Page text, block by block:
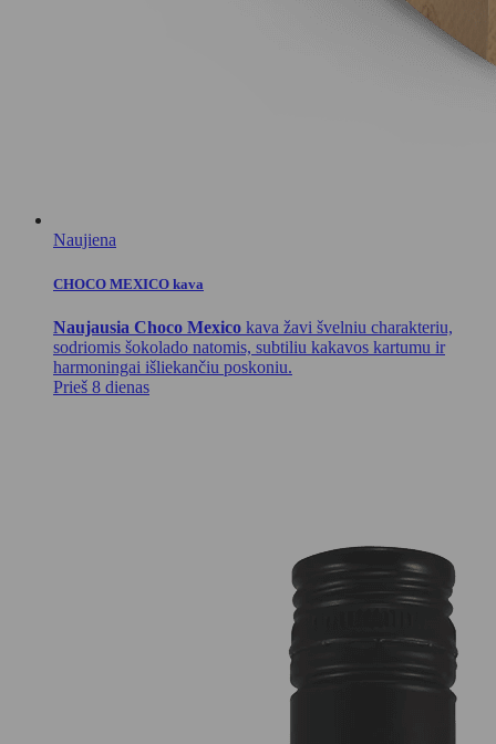
Naujiena
CHOCO MEXICO kava
Naujausia Choco Mexico kava žavi švelniu charakteriu,
sodriomis šokolado natomis, subtiliu kakavos kartumu ir
harmoningai išliekančiu poskoniu.
Prieš 8 dienas